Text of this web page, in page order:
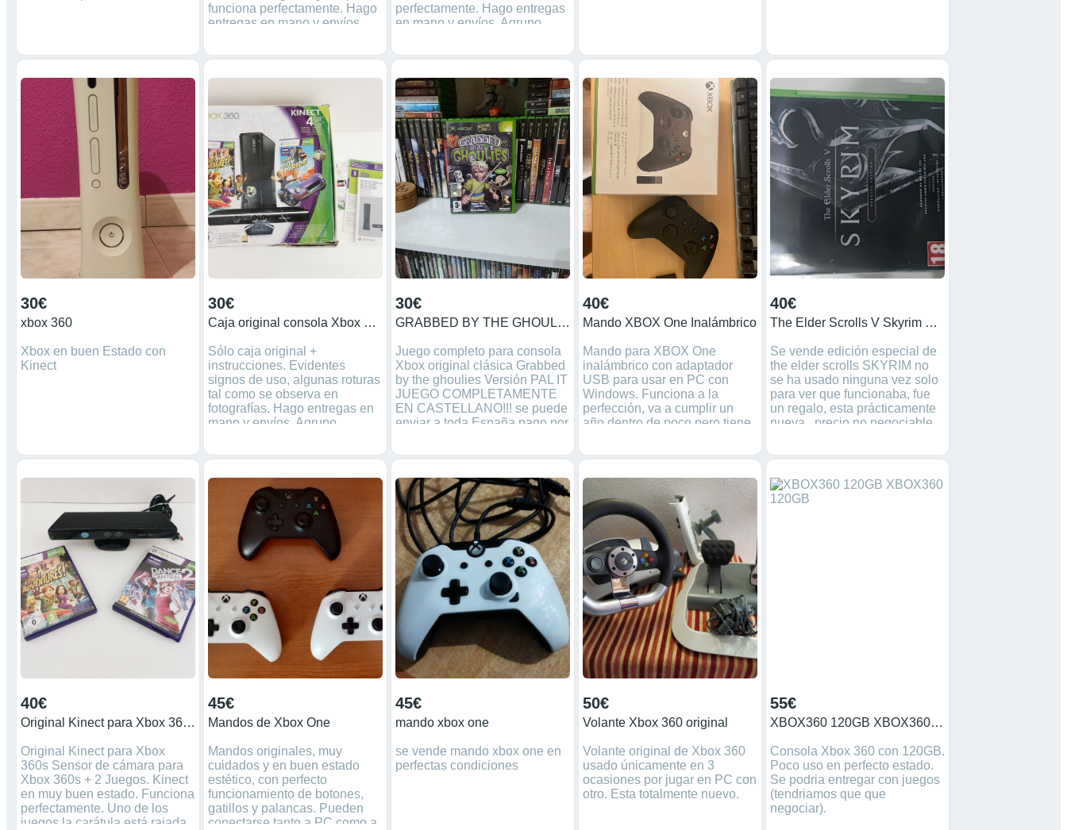
funciona perfectamente. Hago
entregas en mano y envíos.
un gasto de envío. Precio NO
reservado, está disponible ✅
retro en mi perfil. Máquina
consolas videojuegos
Nintendo Super Nintendo
SNES nintendo 64 nes nasa
ds lite juegos gameboy
advance Playstation Ps1 PsX
Ps2 Ps3 Ps4 game boy poket
gameboycolor XBOX360 PSP
Sega Megadrive Atari 2600
perfectamente. Hago entregas
en mano y envíos. Agrupo
de envío. Precio NO
reservado, está disponible ✅
Más anuncios de consolas
retro en mi perfil. Máquina
consolas videojuegos
Nintendo Super Nintendo
SNES nintendo 64 nes nasa
ds lite juegos gameboy
advance Playstation Ps1 PsX
Ps2 Ps3 Ps4 game boy poket
gameboycolor XBOX360 PSP
30€
xbox 360
Xbox en buen Estado con
Kinect
30€
Caja original consola Xbox 360s +instrucciones
Sólo caja original +
instrucciones. Evidentes
signos de uso, algunas roturas
tal como se observa en
fotografías. Hago entregas en
mano y envíos. Agrupo
de envío. Precio NO
reservado, está disponible ✅
Más anuncios de consolas
retro en mi perfil. Máquina
consolas videojuegos
Nintendo Super Nintendo
SNES nintendo 64 nes nasa
ds lite juegos gameboy
advance Playstation Ps1 PsX
Ps2 Ps3 Ps4 game boy poket
gameboycolor XBOX360 PSP
Sega Megadrive Atari 260
30€
GRABBED BY THE GHOULIES XBOX
Juego completo para consola
Xbox original clásica Grabbed
by the ghoulies Versión PAL IT
JUEGO COMPLETAMENTE
EN CASTELLANO!!! se puede
enviar a toda España pago por
Wallapay
40€
Mando XBOX One Inalámbrico
Mando para XBOX One
inalámbrico con adaptador
USB para usar en PC con
Windows. Funciona a la
perfección, va a cumplir un
año dentro de poco pero tiene
no usarlo, está como nuevo, su
el adaptador de PC. Precio
algo negociable
40€
The Elder Scrolls V Skyrim Edición Especial Xbox
Se vende edición especial de
the elder scrolls SKYRIM no
se ha usado ninguna vez solo
para ver que funcionaba, fue
un regalo, esta prácticamente
nueva , precio no negociable,
666026795
40€
Original Kinect para Xbox 360s + 2 juegos
Original Kinect para Xbox
360s Sensor de cámara para
Xbox 360s + 2 Juegos. Kinect
en muy buen estado. Funciona
perfectamente. Uno de los
juegos la carátula está rajada,
45€
Mandos de Xbox One
Mandos originales, muy
cuidados y en buen estado
estético, con perfecto
funcionamiento de botones,
gatillos y palancas. Pueden
conectarse tanto a PC como a
45€
mando xbox one
se vende mando xbox one en
perfectas condiciones
50€
Volante Xbox 360 original
Volante original de Xbox 360
usado únicamente en 3
ocasiones por jugar en PC con
otro. Esta totalmente nuevo.
55€
XBOX360 120GB XBOX360 120GB
Consola Xbox 360 con 120GB.
Poco uso en perfecto estado.
Se podria entregar con juegos
(tendriamos que que
negociar).